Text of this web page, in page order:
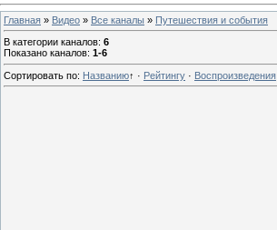
Главная » Видео » Все каналы » Путешествия и события
В категории каналов: 6
Показано каналов: 1-6
Сортировать по: Названию↑ · Рейтингу · Воспроизведения